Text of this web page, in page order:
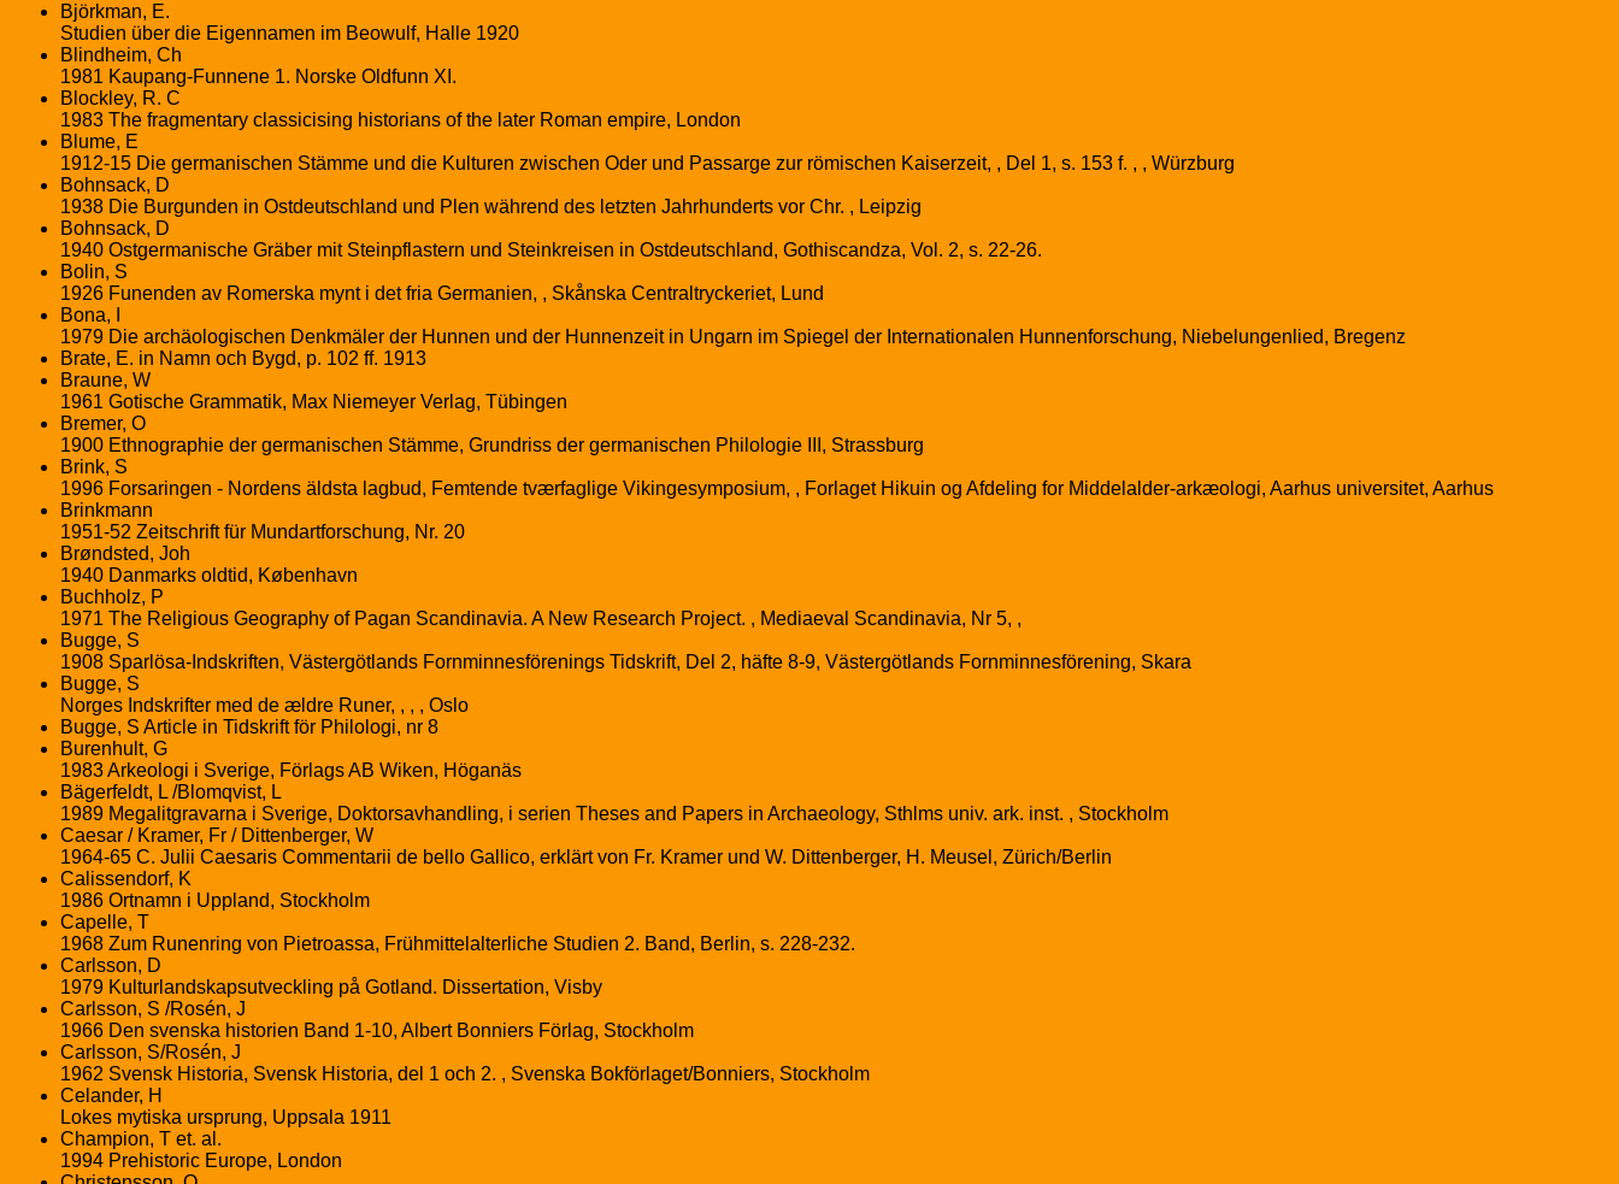
Björkman, E.
Studien über die Eigennamen im Beowulf, Halle 1920
Blindheim, Ch
1981 Kaupang-Funnene 1. Norske Oldfunn XI.
Blockley, R. C
1983 The fragmentary classicising historians of the later Roman empire, London
Blume, E
1912-15 Die germanischen Stämme und die Kulturen zwischen Oder und Passarge zur römischen Kaiserzeit, , Del 1, s. 153 f. , , Würzburg
Bohnsack, D
1938 Die Burgunden in Ostdeutschland und Plen während des letzten Jahrhunderts vor Chr. , Leipzig
Bohnsack, D
1940 Ostgermanische Gräber mit Steinpflastern und Steinkreisen in Ostdeutschland, Gothiscandza, Vol. 2, s. 22-26.
Bolin, S
1926 Funenden av Romerska mynt i det fria Germanien, , Skånska Centraltryckeriet, Lund
Bona, I
1979 Die archäologischen Denkmäler der Hunnen und der Hunnenzeit in Ungarn im Spiegel der Internationalen Hunnenforschung, Niebelungenlied, Bregenz
Brate, E. in Namn och Bygd, p. 102 ff. 1913
Braune, W
1961 Gotische Grammatik, Max Niemeyer Verlag, Tübingen
Bremer, O
1900 Ethnographie der germanischen Stämme, Grundriss der germanischen Philologie III, Strassburg
Brink, S
1996 Forsaringen - Nordens äldsta lagbud, Femtende tværfaglige Vikingesymposium, , Forlaget Hikuin og Afdeling for Middelalder-arkæologi, Aarhus universitet, Aarhus
Brinkmann
1951-52 Zeitschrift für Mundartforschung, Nr. 20
Brøndsted, Joh
1940 Danmarks oldtid, København
Buchholz, P
1971 The Religious Geography of Pagan Scandinavia. A New Research Project. , Mediaeval Scandinavia, Nr 5, ,
Bugge, S
1908 Sparlösa-Indskriften, Västergötlands Fornminnesförenings Tidskrift, Del 2, häfte 8-9, Västergötlands Fornminnesförening, Skara
Bugge, S
Norges Indskrifter med de ældre Runer, , , , Oslo
Bugge, S Article in Tidskrift för Philologi, nr 8
Burenhult, G
1983 Arkeologi i Sverige, Förlags AB Wiken, Höganäs
Bägerfeldt, L /Blomqvist, L
1989 Megalitgravarna i Sverige, Doktorsavhandling, i serien Theses and Papers in Archaeology, Sthlms univ. ark. inst. , Stockholm
Caesar / Kramer, Fr / Dittenberger, W
1964-65 C. Julii Caesaris Commentarii de bello Gallico, erklärt von Fr. Kramer und W. Dittenberger, H. Meusel, Zürich/Berlin
Calissendorf, K
1986 Ortnamn i Uppland, Stockholm
Capelle, T
1968 Zum Runenring von Pietroassa, Frühmittelalterliche Studien 2. Band, Berlin, s. 228-232.
Carlsson, D
1979 Kulturlandskapsutveckling på Gotland. Dissertation, Visby
Carlsson, S /Rosén, J
1966 Den svenska historien Band 1-10, Albert Bonniers Förlag, Stockholm
Carlsson, S/Rosén, J
1962 Svensk Historia, Svensk Historia, del 1 och 2. , Svenska Bokförlaget/Bonniers, Stockholm
Celander, H
Lokes mytiska ursprung, Uppsala 1911
Champion, T et. al.
1994 Prehistoric Europe, London